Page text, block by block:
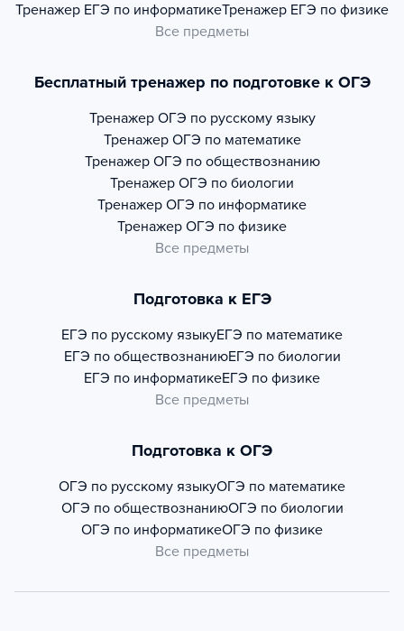
Тренажер ЕГЭ по информатикеТренажер ЕГЭ по физике
Все предметы
Бесплатный тренажер по подготовке к ОГЭ
Тренажер ОГЭ по русскому языку
Тренажер ОГЭ по математике
Тренажер ОГЭ по обществознанию
Тренажер ОГЭ по биологии
Тренажер ОГЭ по информатике
Тренажер ОГЭ по физике
Все предметы
Подготовка к ЕГЭ
ЕГЭ по русскому языкуЕГЭ по математике
ЕГЭ по обществознаниюЕГЭ по биологии
ЕГЭ по информатикеЕГЭ по физике
Все предметы
Подготовка к ОГЭ
ОГЭ по русскому языкуОГЭ по математике
ОГЭ по обществознаниюОГЭ по биологии
ОГЭ по информатикеОГЭ по физике
Все предметы